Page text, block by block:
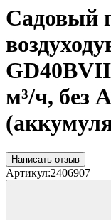
Садовый
м³/ч, без
Написать отзыв
Артикул:2406907